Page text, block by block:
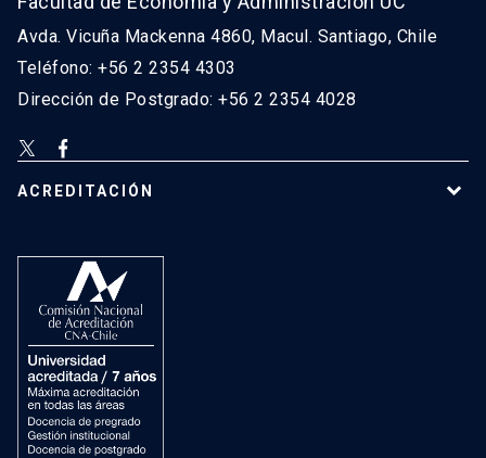
Avda. Vicuña Mackenna 4860, Macul. Santiago, Chile
Teléfono: +56 2 2354 4303
Dirección de Postgrado: +56 2 2354 4028
ACREDITACIÓN